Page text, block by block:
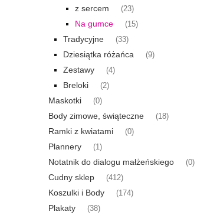
z sercem (23)
Na gumce (15)
Tradycyjne (33)
Dziesiątka różańca (9)
Zestawy (4)
Breloki (2)
Maskotki (0)
Body zimowe, świąteczne (18)
Ramki z kwiatami (0)
Plannery (1)
Notatnik do dialogu małżeńskiego (0)
Cudny sklep (412)
Koszulki i Body (174)
Plakaty (38)